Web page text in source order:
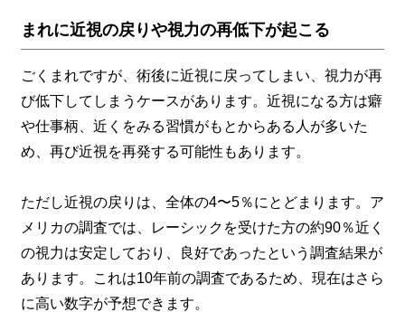
まれに近視の戻りや視力の再低下が起こる
ごくまれですが、術後に近視に戻ってしまい、視力が再
び低下してしまうケースがあります。近視になる方は癖
や仕事柄、近くをみる習慣がもとからある人が多いた
め、再び近視を再発する可能性もあります。
ただし近視の戻りは、全体の4〜5％にとどまります。ア
メリカの調査では、レーシックを受けた方の約90％近く
の視力は安定しており、良好であったという調査結果が
あります。これは10年前の調査であるため、現在はさら
に高い数字が予想できます。